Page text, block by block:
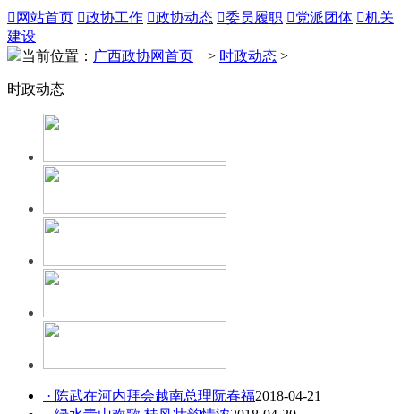
 网站首页 政协工作 政协动态 委员履职 党派团体 机关
建设
当前位置： 广西政协网首页 > 时政动态 >
时政动态
· 陈武在河内拜会越南总理阮春福2018-04-21